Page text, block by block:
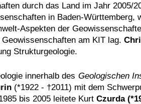
durch das Land im Jahr 2005/
in Baden-Württemberg,
Aspekten der
am KIT lag.
Strukturgeologie.
innerhalb des Geologischen
(*1922 - †2011) mit dem
bis 2005 leitete Kurt Czurda